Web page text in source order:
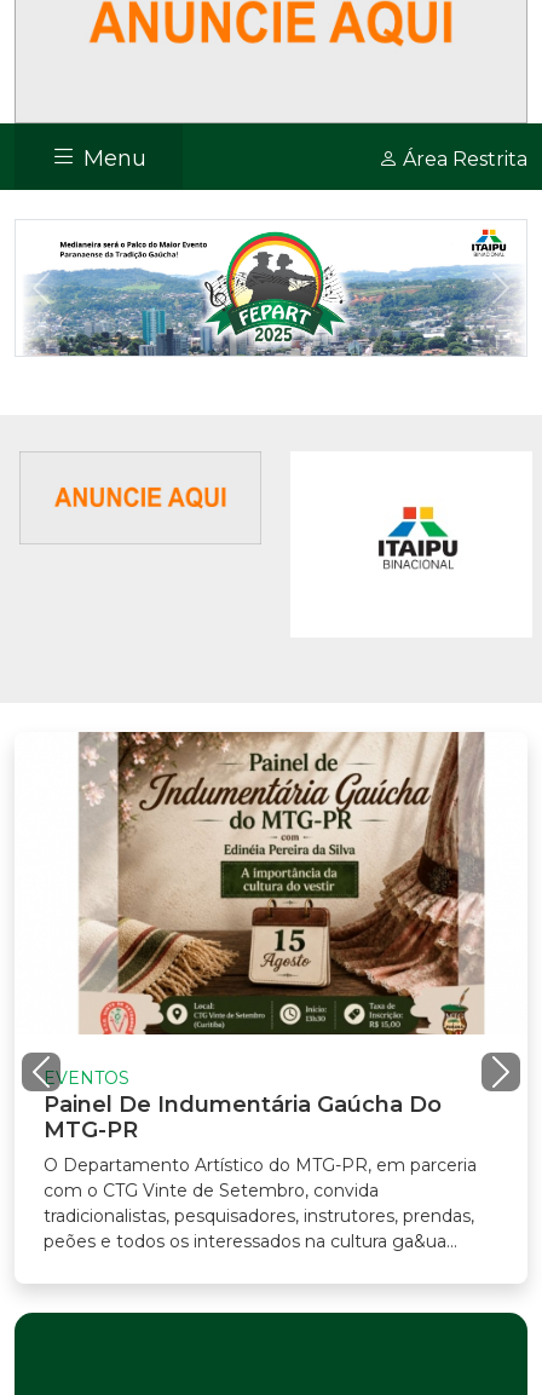
Menu Área Restrita
Previous
De Indumentária Gaúcha Do
PR
Artístico do MTG-PR, em parceria
CTG Vinte de Setembro, convida
pesquisadores, instrutores, prendas,
e todos os interessados na cultura ga&ua...